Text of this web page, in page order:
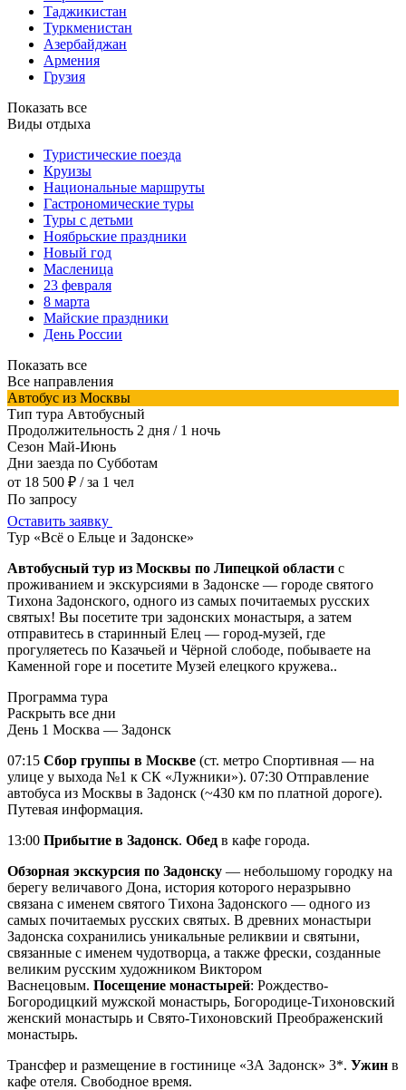
Таджикистан
Туркменистан
Азербайджан
Армения
Грузия
Показать все
Виды отдыха
Туристические поезда
Круизы
Национальные маршруты
Гастрономические туры
Туры с детьми
Ноябрьские праздники
Новый год
Масленица
23 февраля
8 марта
Майские праздники
День России
Показать все
Все направления
Автобус из Москвы
Тип тура Автобусный
Продолжительность 2 дня / 1 ночь
Сезон Май-Июнь
Дни заезда по Субботам
от 18 500 ₽ / за 1 чел
По запросу
Оставить заявку
Тур «Всё о Ельце и Задонске»
Автобусный тур из Москвы по Липецкой области с
проживанием и экскурсиями в Задонске — городе святого
Тихона Задонского, одного из самых почитаемых русских
святых! Вы посетите три задонских монастыря, а затем
отправитесь в старинный Елец — город-музей, где
прогуляетесь по Казачьей и Чёрной слободе, побываете на
Каменной горе и посетите Музей елецкого кружева..
Программа тура
Раскрыть все дни
День 1 Москва — Задонск
07:15 Сбор группы в Москве (ст. метро Спортивная — на
улице у выхода №1 к СК «Лужники»). 07:30 Отправление
автобуса из Москвы в Задонск (~430 км по платной дороге).
Путевая информация.
13:00 Прибытие в Задонск. Обед в кафе города.
Обзорная экскурсия по Задонску — небольшому городку на
берегу величавого Дона, история которого неразрывно
связана с именем святого Тихона Задонского — одного из
самых почитаемых русских святых. В древних монастыри
Задонска сохранились уникальные реликвии и святыни,
связанные с именем чудотворца, а также фрески, созданные
великим русским художником Виктором
Васнецовым. Посещение монастырей: Рождество-
Богородицкий мужской монастырь, Богородице-Тихоновский
женский монастырь и Свято-Тихоновский Преображенский
монастырь.
Трансфер и размещение в гостинице «3А Задонск» 3*. Ужин в
кафе отеля. Свободное время.